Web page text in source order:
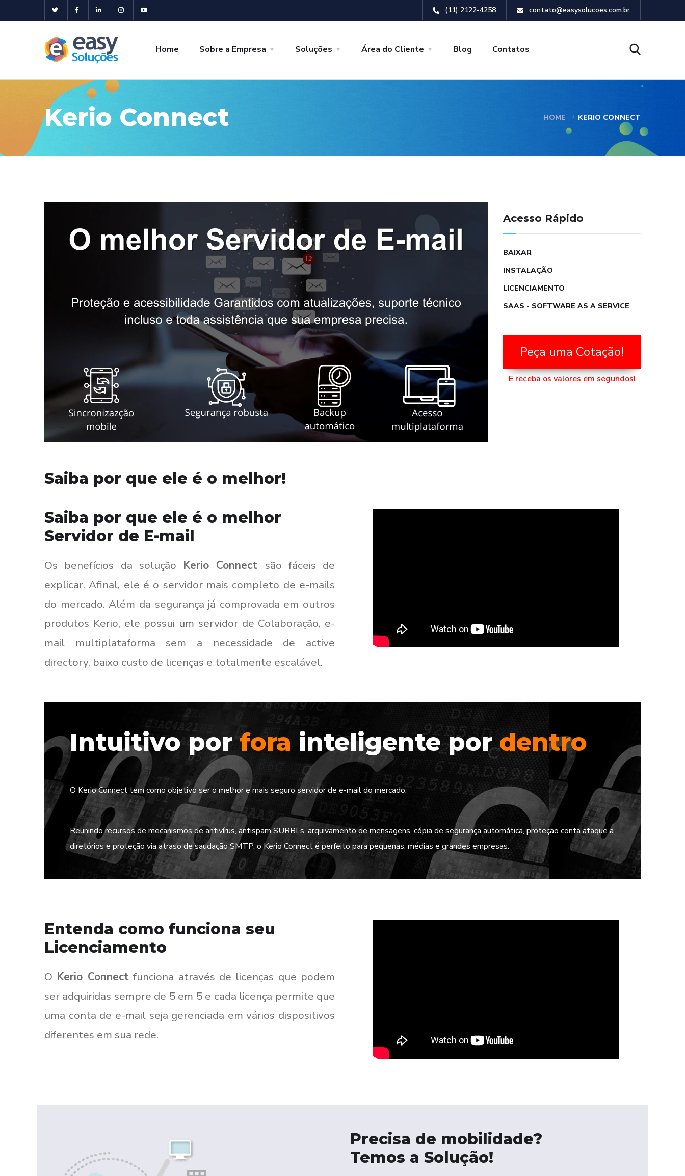
(11) 2122-4258 contato@easysolucoes.com.br
Home Sobre a Empresa Soluções Área do Cliente Blog Contatos
Kerio Connect HOME KERIO CONNECT
Acesso Rápido
BAIXAR
INSTALAÇÃO
LICENCIAMENTO
SAAS - SOFTWARE AS A SERVICE
Peça uma Cotação!
E receba os valores em segundos!
Saiba por que ele é o melhor!
Saiba por que ele é o melhor
Servidor de E-mail
Os benefícios da solução Kerio Connect são fáceis de
explicar. Afinal, ele é o servidor mais completo de e-mails
do mercado. Além da segurança já comprovada em outros
produtos Kerio, ele possui um servidor de Colaboração, e-
mail multiplataforma sem a necessidade de active
directory, baixo custo de licenças e totalmente escalável.
Intuitivo porfora inteligente pordentro
O Kerio Connect tem como objetivo ser o melhor e mais seguro servidor de e-mail do mercado.
Reunindo recursos de mecanismos de antivírus, antispam SURBLs, arquivamento de mensagens, cópia de segurança automática, proteção conta ataque a
diretórios e proteção via atraso de saudação SMTP, o Kerio Connect é perfeito para pequenas, médias e grandes empresas.
Entenda como funciona seu
Licenciamento
O Kerio Connectfunciona através de licenças que podem
ser adquiridas sempre de 5 em 5 e cada licença permite que
uma conta de e-mail seja gerenciada em vários dispositivos
diferentes em sua rede.
Precisa de mobilidade?
Temos a Solução!